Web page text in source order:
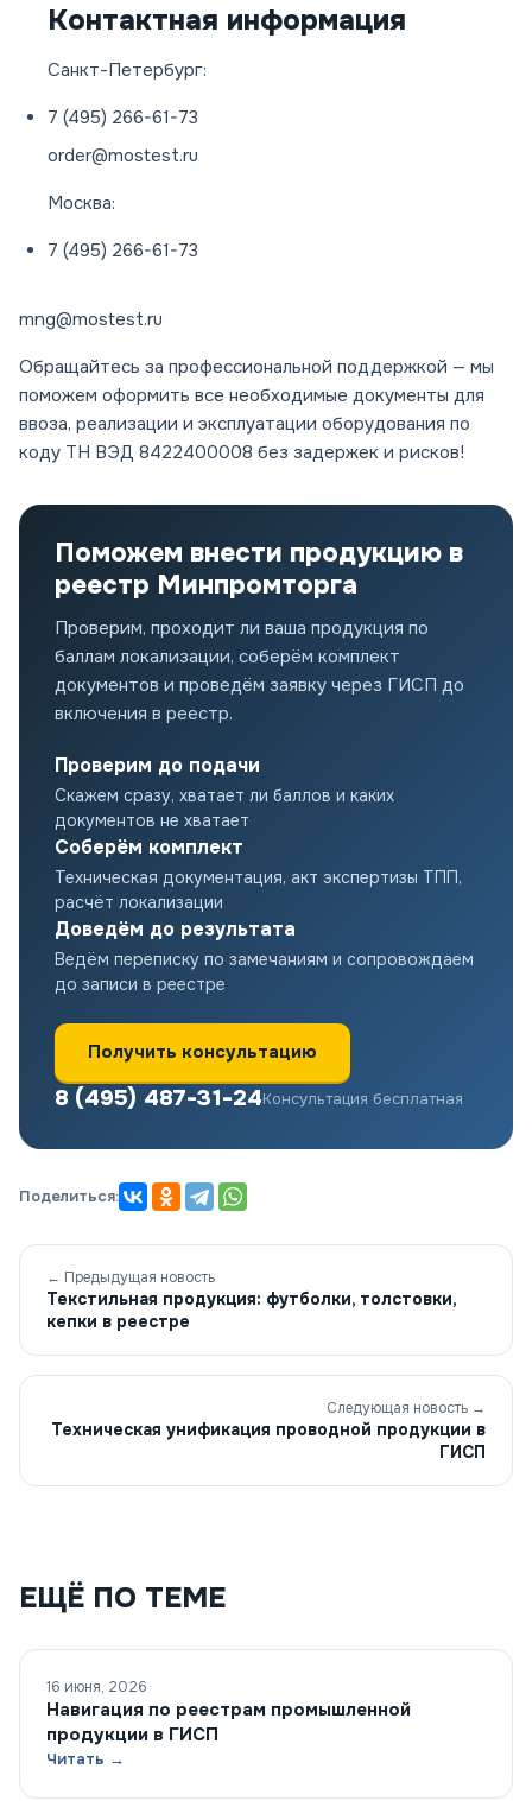
Контактная информация
Санкт-Петербург:
7 (495) 266-61-73
order@mostest.ru
Москва:
7 (495) 266-61-73
mng@mostest.ru
Обращайтесь за профессиональной поддержкой — мы
поможем оформить все необходимые документы для
ввоза, реализации и эксплуатации оборудования по
коду ТН ВЭД 8422400008 без задержек и рисков!
Поможем внести продукцию в
реестр Минпромторга
Проверим, проходит ли ваша продукция по
баллам локализации, соберём комплект
документов и проведём заявку через ГИСП до
включения в реестр.
Проверим до подачи
Скажем сразу, хватает ли баллов и каких
документов не хватает
Соберём комплект
Техническая документация, акт экспертизы ТПП,
расчёт локализации
Доведём до результата
Ведём переписку по замечаниям и сопровождаем
до записи в реестре
Получить консультацию
8 (495) 487-31-24Консультация бесплатная
Поделиться:
← Предыдущая новость
Текстильная продукция: футболки, толстовки,
кепки в реестре
Следующая новость →
Техническая унификация проводной продукции в
ГИСП
ЕЩЁ ПО ТЕМЕ
16 июня, 2026
Навигация по реестрам промышленной
продукции в ГИСП
Читать →